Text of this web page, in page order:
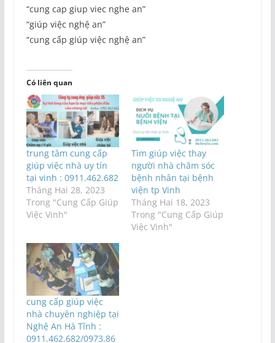
“cung cap giup viec nghe an”
“giúp việc nghệ an”
“cung cấp giúp việc nghệ an”
Có liên quan
trung tâm cung cấp
giúp việc nhà uy tín
tại vinh : 0911.462.682
Tháng Hai 28, 2023
Trong "Cung Cấp Giúp
Việc Vinh"
Tìm giúp việc thay
người nhà chăm sóc
bệnh nhân tại bệnh
viện tp Vinh
Tháng Hai 18, 2023
Trong "Cung Cấp Giúp
Việc Vinh"
cung cấp giúp việc
nhà chuyên nghiệp tại
Nghệ An Hà Tĩnh :
0911.462.682/0973.86